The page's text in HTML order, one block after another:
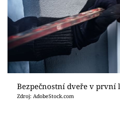
Design
Sledujte prima+
Přihlášení
Bezpečnostní dveře v
Zdroj: AdobeStock.com